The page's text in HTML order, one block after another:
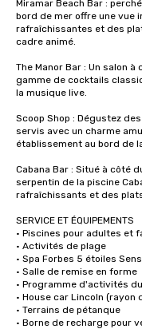
Miramar Beach Bar :
bord de mer offre une vue
rafraîchissantes et des
cadre animé.
The Manor Bar : Un salon
gamme de cocktails
la musique live.
Scoop Shop : Dégustez
servis avec un charme
établissement au bord de
Cabana Bar : Situé à côté
serpentin de la piscine
rafraîchissants et des
SERVICE ET ÉQUIPEMENTS
· Piscines pour adultes et
· Activités de plage
· Spa Forbes 5 étoiles
· Salle de remise en forme
· Programme d'activités
· House car Lincoln (rayon
· Terrains de pétanque
· Borne de recharge pour